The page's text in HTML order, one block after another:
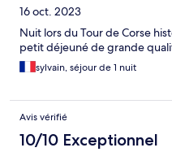
16 oct. 2023
Nuit lors du Tour de Corse
petit déjeuné de grande
sylvain, séjour de 1 nuit
Avis vérifié
10/10 Exceptionnel